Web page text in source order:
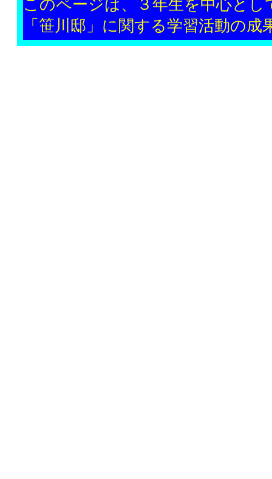
このページは、３年生を中心と
「笹川邸」に関する学習活動の